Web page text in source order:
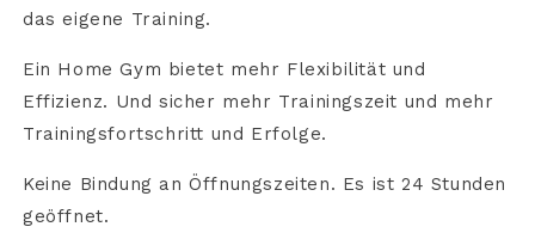
das eigene Training.
Ein Home Gym bietet mehr Flexibilität und
Effizienz. Und sicher mehr Trainingszeit und mehr
Trainingsfortschritt und Erfolge.
Keine Bindung an Öffnungszeiten. Es ist 24 Stunden
geöffnet.